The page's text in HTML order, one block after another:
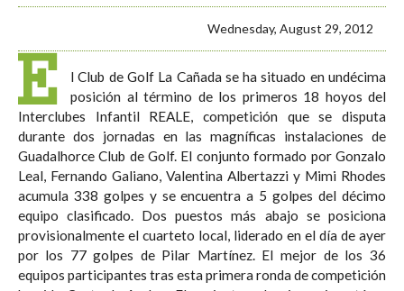
Wednesday, August 29, 2012
E
l Club de Golf La Cañada se ha situado en undécima
posición al término de los primeros 18 hoyos del
Interclubes Infantil REALE, competición que se disputa
durante dos jornadas en las magníficas instalaciones de
Guadalhorce Club de Golf. El conjunto formado por Gonzalo
Leal, Fernando Galiano, Valentina Albertazzi y Mimi Rhodes
acumula 338 golpes y se encuentra a 5 golpes del décimo
equipo clasificado. Dos puestos más abajo se posiciona
provisionalmente el cuarteto local, liderado en el día de ayer
por los 77 golpes de Pilar Martínez. El mejor de los 36
equipos participantes tras esta primera ronda de competición